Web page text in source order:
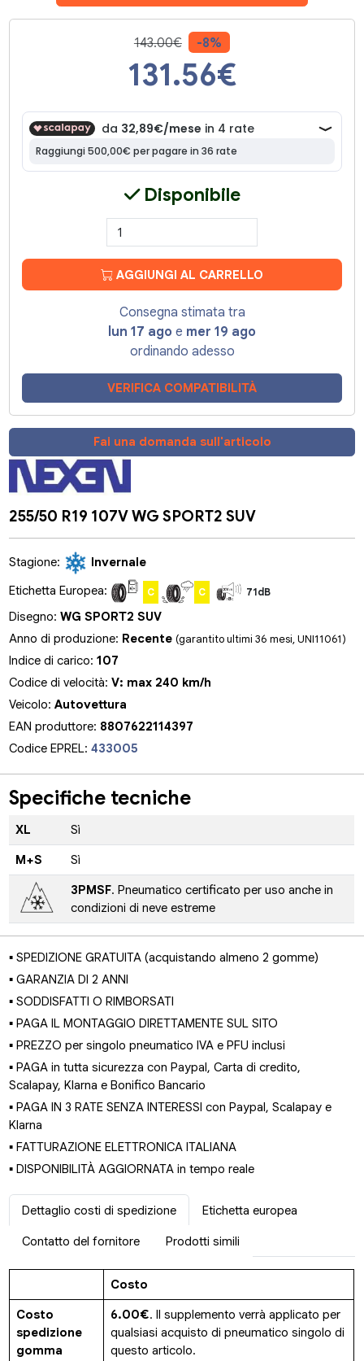
143.00€ -8%
131.56€
Disponibile
AGGIUNGI AL CARRELLO
Consegna stimata tra
lun 17 ago e mer 19 ago
ordinando adesso
VERIFICA COMPATIBILITÀ
Fai una domanda sull'articolo
255/50 R19 107V WG SPORT2 SUV
Stagione:
Invernale
Etichetta Europea:
C C 71dB
Disegno:WG SPORT2 SUV
Anno di produzione: Recente(garantito ultimi 36 mesi, UNI11061)
Indice di carico:107
Codice di velocità:V: max 240 km/h
Veicolo:Autovettura
EAN produttore: 8807622114397
Codice EPREL:433005
Specifiche tecniche
XL Sì
M+S Sì
3PMSF. Pneumatico certificato per uso anche in
condizioni di neve estreme
▪ SPEDIZIONE GRATUITA (acquistando almeno 2 gomme)
▪ GARANZIA DI 2 ANNI
▪ SODDISFATTI O RIMBORSATI
▪ PAGA IL MONTAGGIO DIRETTAMENTE SUL SITO
▪ PREZZO per singolo pneumatico IVA e PFU inclusi
▪ PAGA in tutta sicurezza con Paypal, Carta di credito,
Scalapay, Klarna e Bonifico Bancario
▪ PAGA IN 3 RATE SENZA INTERESSI con Paypal, Scalapay e
Klarna
▪ FATTURAZIONE ELETTRONICA ITALIANA
▪ DISPONIBILITÀ AGGIORNATA in tempo reale
Dettaglio costi di spedizione Etichetta europea
Contatto del fornitore Prodotti simili
Costo
Costo
spedizione
gomma
6.00€. Il supplemento verrà applicato per
qualsiasi acquisto di pneumatico singolo di
questo articolo.